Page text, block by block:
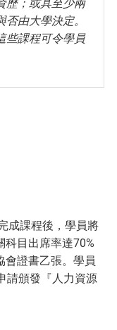
歷；或具至少兩
由大學決定。
些課程可令學員
成課程後，學員將
目出席率達70%
會證書乙張。學員
請頒發『人力資源